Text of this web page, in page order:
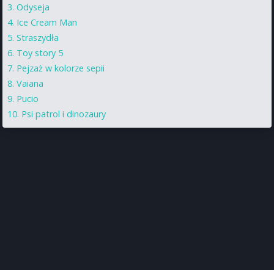
Odyseja
Ice Cream Man
Straszydła
Toy story 5
Pejzaż w kolorze sepii
Vaiana
Pucio
Psi patrol i dinozaury